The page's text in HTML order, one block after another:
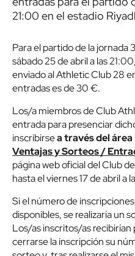
21:00 en el estadio
Para el partido de la jornada
sábado 25 de abril a las
enviado al Athletic Club 28
entradas es de 30 €.
Los/a miembros de Club
entrada para presenciar
inscribirsea través del
Ventajas y Sorteos /
página web oficial del Club
hasta el viernes 17 de abril a
Si el número de
disponibles, se realizaría un
Los/as inscritos/as
cerrarse la inscripción su